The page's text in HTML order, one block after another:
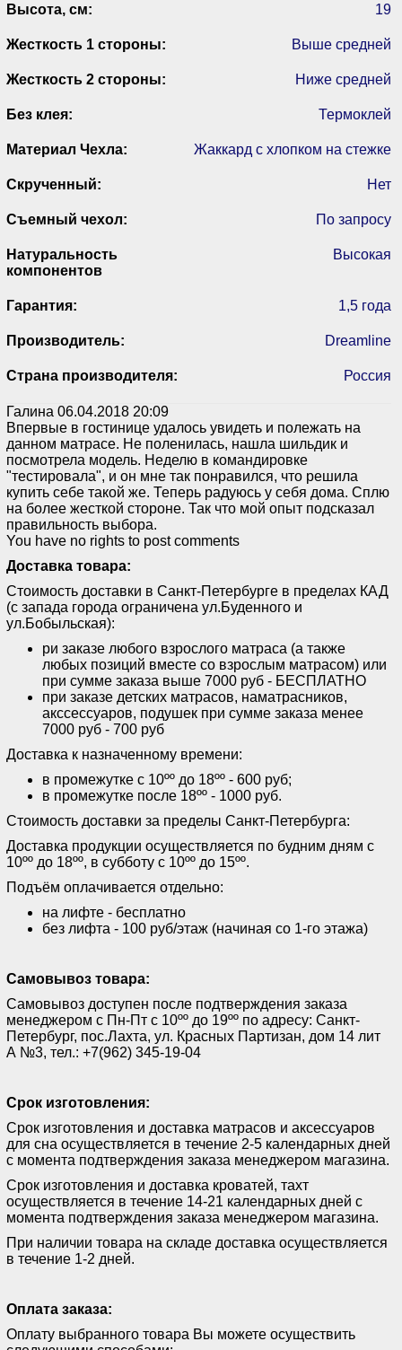
Высота, см: 19
Жесткость 1 стороны: Выше средней
Жесткость 2 стороны: Ниже средней
Без клея: Термоклей
Материал Чехла: Жаккард с хлопком на стежке
Скрученный: Нет
Съемный чехол: По запросу
Натуральность
компонентов
Высокая
Гарантия: 1,5 года
Производитель: Dreamline
Страна производителя: Россия
Галина 06.04.2018 20:09
Впервые в гостинице удалось увидеть и полежать на
данном матрасе. Не поленилась, нашла шильдик и
посмотрела модель. Неделю в командировке
"тестировала", и он мне так понравился, что решила
купить себе такой же. Теперь радуюсь у себя дома. Сплю
на более жесткой стороне. Так что мой опыт подсказал
правильность выбора.
You have no rights to post comments
Доставка товара:
Стоимость доставки в Санкт-Петербурге в пределах КАД
(с запада города ограничена ул.Буденного и
ул.Бобыльская):
ри заказе любого взрослого матраса (а также
любых позиций вместе со взрослым матрасом) или
при сумме заказа выше 7000 руб - БЕСПЛАТНО
при заказе детских матрасов, наматрасников,
акссессуаров, подушек при сумме заказа менее
7000 руб - 700 руб
Доставка к назначенному времени:
в промежутке с 10ºº до 18ºº - 600 руб;
в промежутке после 18ºº - 1000 руб.
Стоимость доставки за пределы Санкт-Петербурга:
Доставка продукции осуществляется по будним дням с
10ºº до 18ºº, в субботу с 10ºº до 15ºº.
Подъём оплачивается отдельно:
на лифте - бесплатно
без лифта - 100 руб/этаж (начиная со 1-го этажа)
Самовывоз товара:
Самовывоз доступен после подтверждения заказа
менеджером с Пн-Пт с 10ºº до 19ºº по адресу: Санкт-
Петербург, пос.Лахта, ул. Красных Партизан, дом 14 лит
А №3, тел.: +7(962) 345-19-04
Срок изготовления:
Срок изготовления и доставка матрасов и аксессуаров
для сна осуществляется в течение 2-5 календарных дней
с момента подтверждения заказа менеджером магазина.
Срок изготовления и доставка кроватей, тахт
осуществляется в течение 14-21 календарных дней с
момента подтверждения заказа менеджером магазина.
При наличии товара на складе доставка осуществляется
в течение 1-2 дней.
Оплата заказа:
Оплату выбранного товара Вы можете осуществить